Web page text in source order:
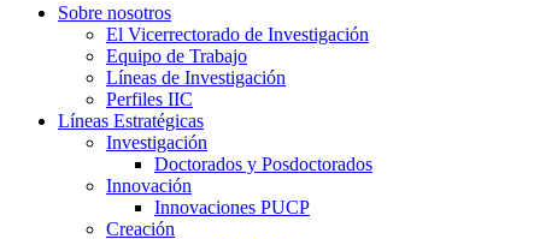
Sobre nosotros
El Vicerrectorado de Investigación
Equipo de Trabajo
Líneas de Investigación
Perfiles IIC
Líneas Estratégicas
Investigación
Doctorados y Posdoctorados
Innovación
Innovaciones PUCP
Creación